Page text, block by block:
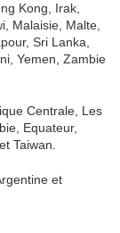
Kong, Irak,
Malaisie, Malte,
Sri Lanka,
Yemen, Zambie
Centrale, Les
Equateur,
Taiwan.
et